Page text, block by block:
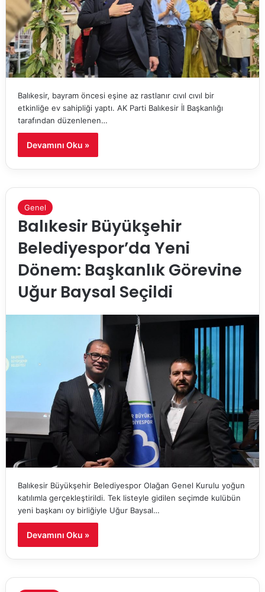
Balıkesir, bayram öncesi eşine az rastlanır cıvıl cıvıl bir
etkinliğe ev sahipliği yaptı. AK Parti Balıkesir İl Başkanlığı
tarafından düzenlenen…
Devamını Oku »
Genel
Balıkesir Büyükşehir
Belediyespor’da Yeni
Dönem: Başkanlık Görevine
Uğur Baysal Seçildi
Balıkesir Büyükşehir Belediyespor Olağan Genel Kurulu yoğun
katılımla gerçekleştirildi. Tek listeyle gidilen seçimde kulübün
yeni başkanı oy birliğiyle Uğur Baysal…
Devamını Oku »